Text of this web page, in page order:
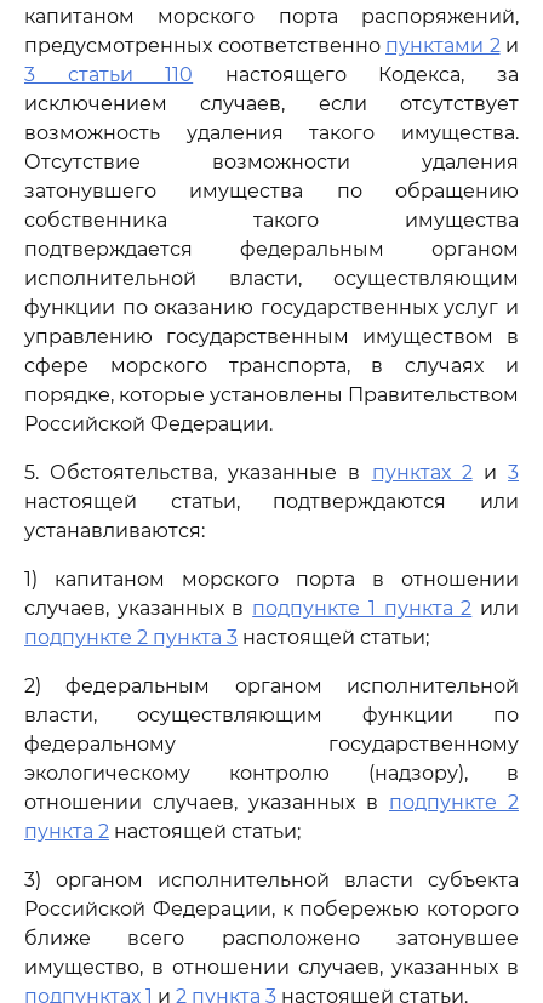
капитаном морского порта распоряжений,
предусмотренных соответственно пунктами 2и
3 статьи 110 настоящего Кодекса, за
исключением случаев, если отсутствует
возможность удаления такого имущества.
Отсутствие возможности удаления
затонувшего имущества по обращению
собственника такого имущества
подтверждается федеральным органом
исполнительной власти, осуществляющим
функции по оказанию государственных услуг и
управлению государственным имуществом в
сфере морского транспорта, в случаях и
порядке, которые установлены Правительством
Российской Федерации.
5. Обстоятельства, указанные в пунктах 2и3
настоящей статьи, подтверждаются или
устанавливаются:
1) капитаном морского порта в отношении
случаев, указанных в подпункте 1 пункта 2 или
подпункте 2 пункта 3 настоящей статьи;
2) федеральным органом исполнительной
власти, осуществляющим функции по
федеральному государственному
экологическому контролю (надзору), в
отношении случаев, указанных в подпункте 2
пункта 2 настоящей статьи;
3) органом исполнительной власти субъекта
Российской Федерации, к побережью которого
ближе всего расположено затонувшее
имущество, в отношении случаев, указанных в
подпунктах 1 и 2 пункта 3 настоящей статьи.